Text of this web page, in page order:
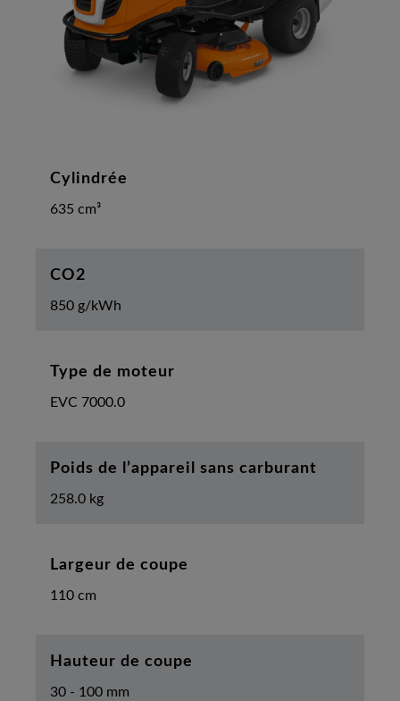
Cylindrée
635 cm³
CO2
850 g/kWh
Type de moteur
EVC 7000.0
Poids de l’appareil sans carburant
258.0 kg
Largeur de coupe
110 cm
Hauteur de coupe
30 - 100 mm